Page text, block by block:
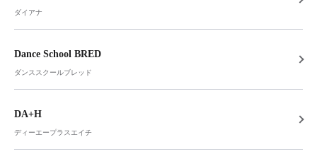
ダイアナ
Dance School BRED
ダンススクールブレッド
DA+H
ディーエープラスエイチ